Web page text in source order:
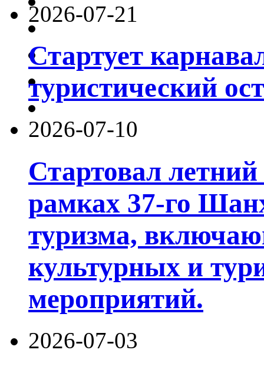
2026-07-21
Стартует
туристический
2026-07-10
Стартовал
рамках 37-го
туризма,
культурных и
мероприятий.
2026-07-03